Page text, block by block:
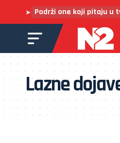
➤ Podrži one koji pitaju u
Lazne